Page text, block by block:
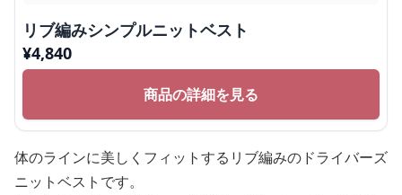
リブ編みシンプルニットベスト
¥4,840
商品の詳細を見る
体のラインに美しくフィットするリブ編みのドライバーズ
ニットベストです。